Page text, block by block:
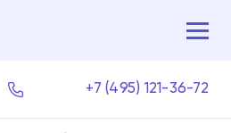
+7 (495) 121-36-72